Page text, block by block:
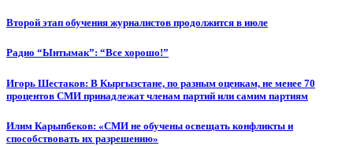
Второй этап обучения журналистов продолжится в июле
Радио “Ынтымак”: “Все хорошо!”
Игорь Шестаков: В Кыргызстане, по разным оценкам, не менее 70
процентов СМИ принадлежат членам партий или самим партиям
Илим Карыпбеков: «СМИ не обучены освещать конфликты и
способствовать их разрешению»